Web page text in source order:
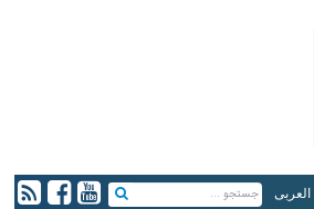
العربی